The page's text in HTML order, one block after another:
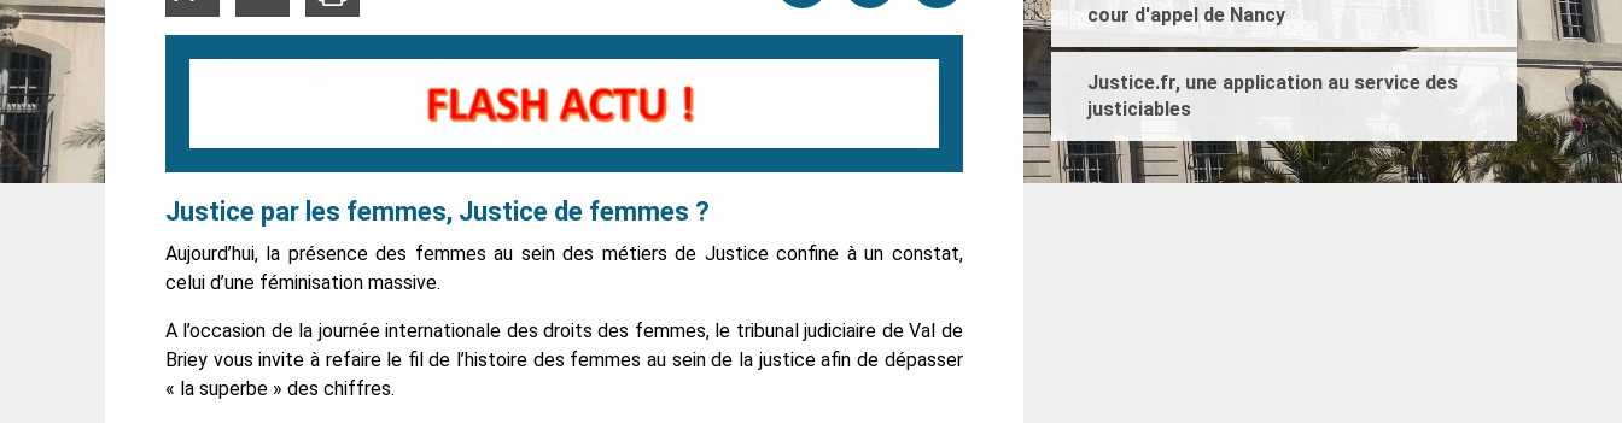
texte
texte
Justice par les femmes, Justice de femmes ?
Aujourd’hui, la présence des femmes au sein des métiers de Justice confine à un constat,
celui d’une féminisation massive.
A l’occasion de la journée internationale des droits des femmes, le tribunal judiciaire de Val de
Briey vous invite à refaire le fil de l’histoire des femmes au sein de la justice afin de dépasser
« la superbe » des chiffres.
cour d'appel de Nancy
Justice.fr, une application au service des
justiciables